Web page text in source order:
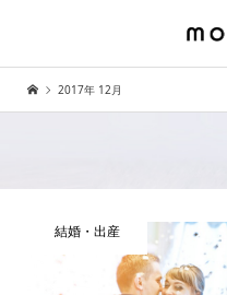
2017年 12月
結婚・出産